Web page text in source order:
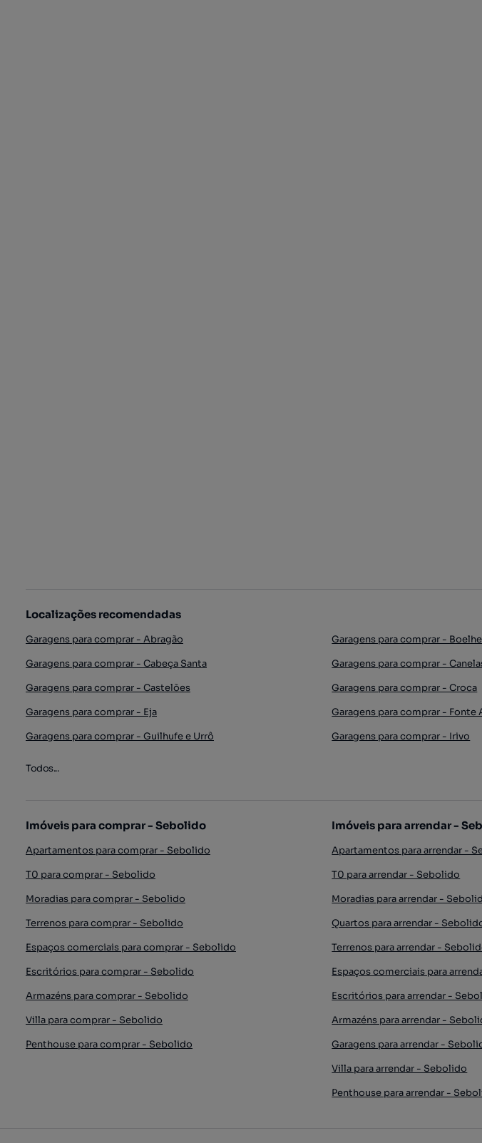
Localizações recomendadas
Garagens para comprar - Abragão Garagens para comprar - Boelhe
Garagens para comprar - Cabeça Santa
Garagens para comprar -
Garagens para comprar - Castelões
Garagens para comprar - Croca
Garagens para comprar - Eja
Garagens para comprar - Fonte
Garagens para comprar - Guilhufe e Urrô
Garagens para comprar - Irivo
Todos...
Imóveis para comprar - Sebolido
Apartamentos para comprar - Sebolido
T0 para comprar - Sebolido
Moradias para comprar - Sebolido
Terrenos para comprar - Sebolido
Espaços comerciais para comprar - Sebolido
Escritórios para comprar - Sebolido
Armazéns para comprar - Sebolido
Villa para comprar - Sebolido
Penthouse para comprar - Sebolido
Imóveis para arrendar -
Apartamentos para arrendar -
T0 para arrendar - Sebolido
Moradias para arrendar -
Quartos para arrendar -
Terrenos para arrendar -
Espaços comerciais para
Escritórios para arrendar -
Armazéns para arrendar -
Garagens para arrendar -
Villa para arrendar - Sebolido
Penthouse para arrendar -